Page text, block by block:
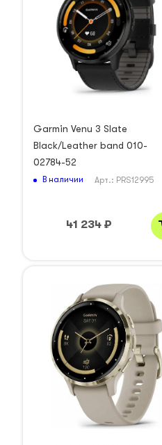
Garmin Venu 3 Slate
Black/Leather band 010-
02784-52
В наличии Арт.: PRS12995
41 234₽